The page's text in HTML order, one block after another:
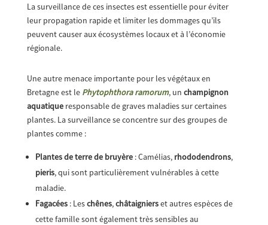
La surveillance de ces insectes est essentielle pour éviter
leur propagation rapide et limiter les dommages qu’ils
peuvent causer aux écosystèmes locaux et à l’économie
régionale.
Une autre menace importante pour les végétaux en
Bretagne est le Phytophthora ramorum, un champignon
aquatiqueresponsable de graves maladies sur certaines
plantes. La surveillance se concentre sur des groupes de
plantes comme :
Plantes de terre de bruyère: Camélias, rhododendrons,
pieris, qui sont particulièrement vulnérables à cette
maladie.
Fagacées: Leschênes,châtaignierset autres espèces de
cette famille sont également très sensibles au